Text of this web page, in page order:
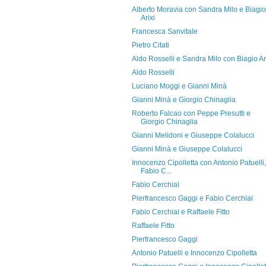
Alberto Moravia con Sandra Milo e Biagio
Arixi
Francesca Sanvitale
Pietro Citati
Aldo Rosselli e Sandra Milo con Biagio
Aldo Rosselli
Luciano Moggi e Gianni Minà
Gianni Minà e Giorgio Chinaglia
Roberto Falcao con Peppe Presutti e
Giorgio Chinaglia
Gianni Melidoni e Giuseppe Colalucci
Gianni Minà e Giuseppe Colalucci
Innocenzo Cipolletta con Antonio Patuelli,
Fabio C...
Fabio Cerchiai
Pierfrancesco Gaggi e Fabio Cerchiai
Fabio Cerchiai e Raffaele Fitto
Raffaele Fitto
Pierfrancesco Gaggi
Antonio Patuelli e Innocenzo Cipolletta